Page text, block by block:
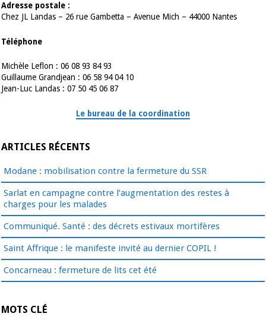
Adresse postale :
Chez JL Landas – 26 rue Gambetta – Avenue Mich – 44000 Nantes
Téléphone
Michèle Leflon : 06 08 93 84 93
Guillaume Grandjean : 06 58 94 04 10
Jean-Luc Landas : 07 50 45 06 87
Le bureau de la coordination
ARTICLES RÉCENTS
Modane : mobilisation contre la fermeture du SSR
Sarlat en campagne contre l’augmentation des restes à
charges pour les malades
Communiqué. Santé : des décrets estivaux mortifères
Saint Affrique : le manifeste invité au dernier COPIL !
Concarneau : fermeture de lits cet été
MOTS CLÉ